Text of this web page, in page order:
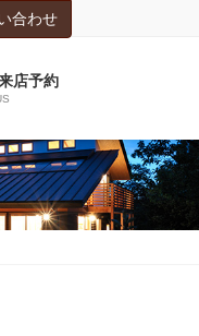
合わせ
店予約